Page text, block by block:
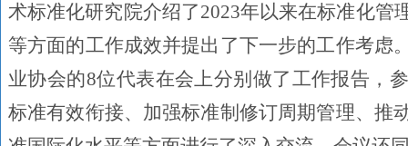
术标准化研究院介绍了2023年以来在标准化管
等方面的工作成效并提出了下一步的工作考虑
业协会的8位代表在会上分别做了工作报告，
标准有效衔接、加强标准制修订周期管理、推